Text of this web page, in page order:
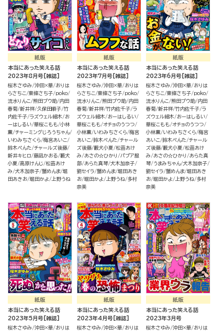
紙版
本当にあった笑える話
2023年8月号[雑誌]
桜木さゆみ 沖田×華 おりは
らさちこ 東條さち子 poko
流水りんこ 熊田プウ助 内田
春菊 新井祥 久保田順子 竹
内佐千子 ラズウェル細木
お
ーはしるい 華桜こもも 小林
薫 チャーミングじろうちゃん
いわみちさくら 梅宮あいこ
鈴木ぺんた チャールズ後藤
新井キヒロ 藤凪かおる 藪犬
小夏 高原けんじ 松苗あけ
み 犬木加奈子 蟹めんま 堀
田あきお 堀田かよ 上野うね
紙版
本当にあった笑える話
2023年7月号[雑誌]
桜木さゆみ 沖田×華 おりは
らさちこ 東條さち子 poko
流水りんこ 熊田プウ助 内田
春菊 新井祥 竹内佐千子 ラ
ズウェル細木
おーはしるい
華桜こもも オチョのうつつ
小林薫 いわみちさくら 梅宮
あいこ 鈴木ぺんた チャール
ズ後藤 藪犬小夏 松苗あけ
み
あさの☆ひかり
パプア服
部 あらた真琴 犬木加奈子
劉セイラ 蟹めんま 堀田あき
お 堀田かよ 上野うね 多村
奈美
紙版
本当にあった笑える話
2023年6月号[雑誌]
桜木さゆみ 沖田×華 おりは
らさちこ 東條さち子 poko
流水りんこ 熊田プウ助 内田
春菊 新井祥 竹内佐千子 ラ
ズウェル細木
おーはしるい
華桜こもも オチョのうつつ
小林薫 いわみちさくら 梅宮
あいこ 鈴木ぺんた チャール
ズ後藤 藪犬小夏 松苗あけ
み
あさの☆ひかり
あらた真
琴 うまみちゃん 犬木加奈子
劉セイラ 蟹めんま 堀田あき
お 堀田かよ 上野うね 多村
奈美
紙版
本当にあった笑える話
2023年5月号[雑誌]
桜木さゆみ 沖田×華 おりは
紙版
本当にあった笑える話
2023年4月号[雑誌]
桜木さゆみ 沖田×華 おりは
紙版
本当にあった笑える話
2023年3月号
桜木さゆみ 沖田×華 おりは